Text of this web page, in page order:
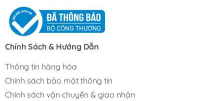
Chính Sách & Hướng Dẫn
Thông tin hàng hóa
Chính sách bảo mật thông tin
Chính sách vận chuyển & giao nhận